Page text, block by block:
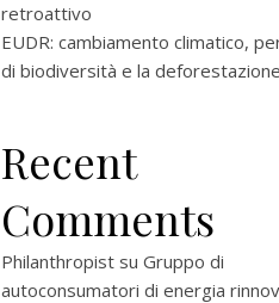
retroattivo
EUDR: cambiamento climatico,
di biodiversità e la deforestazione
Recent
Comments
Philanthropist su Gruppo di
autoconsumatori di energia